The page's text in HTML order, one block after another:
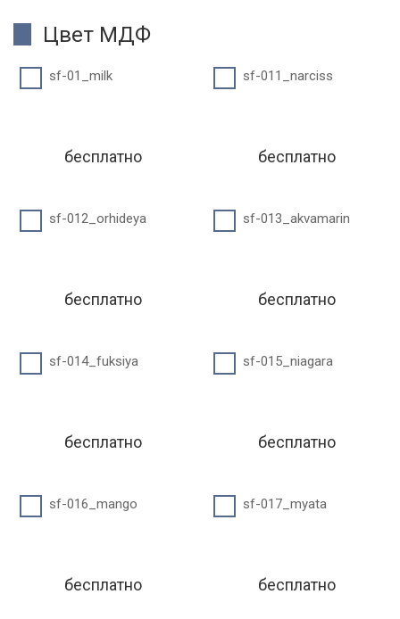
Цвет МДФ
sf-01_milk
бесплатно
sf-011_narciss
бесплатно
sf-012_orhideya
бесплатно
sf-013_akvamarin
бесплатно
sf-014_fuksiya
бесплатно
sf-015_niagara
бесплатно
sf-016_mango
бесплатно
sf-017_myata
бесплатно